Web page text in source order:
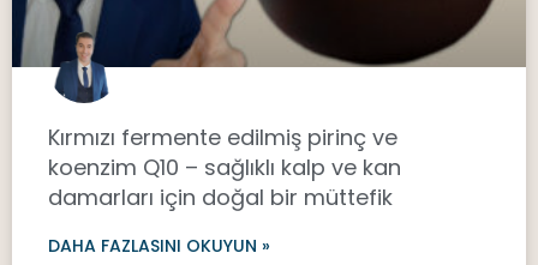
Kırmızı fermente edilmiş pirinç ve
koenzim Q10 – sağlıklı kalp ve kan
damarları için doğal bir müttefik
DAHA FAZLASINI OKUYUN »